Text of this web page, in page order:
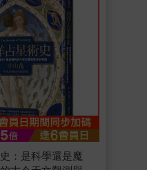
：是科學還是魔